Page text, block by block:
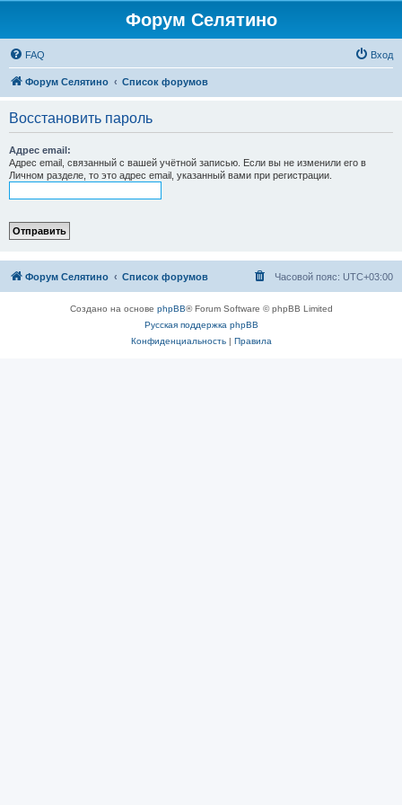
Форум Селятино
FAQ Вход
Форум Селятино Список форумов
Восстановить пароль
Адрес email:
Адрес email, связанный с вашей учётной записью. Если вы не изменили его в
Личном разделе, то это адрес email, указанный вами при регистрации.
Форум Селятино Список форумов Часовой пояс: UTC+03:00
Создано на основе phpBB® Forum Software © phpBB Limited
Русская поддержка phpBB
Конфиденциальность| Правила